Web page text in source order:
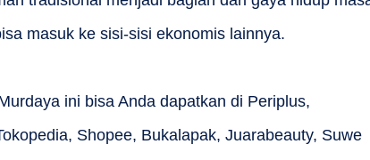
masuk ke sisi-sisi ekonomis lainnya.
ini bisa Anda dapatkan di Periplus,
Shopee, Bukalapak, Juarabeauty, Suwe